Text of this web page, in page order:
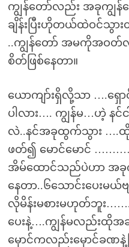
ကျွန်တော်လည်း အခုကျွန်
ချိန်းပြီးဟိုတယ်ထဲဝင်သွ
..ကျွန်တော် အမကိုအဝတ်
စိတ်ဖြစ်နေတာ။
ယောကျာ်းရှိလို့သာ ….ရှေ
ပါလား…. ကျွန်မ…ဟဲ့ န
လဲ..နင်အခုထွက်သွား ….ထိုအ
ဖတ်၍ မောင်မောင်
အိမ်ထောင်သည်ပဲဟာ အခု
နေတာ..၆သောင်းပေးမ
လိုမိန်းမစားမဟုတ်ဘူး…….၁
ပေးနဲ့….ကျွန်မလည်းထိုအ
မှောင်ကလည်းမှောင်ခဏနဲ့ပ